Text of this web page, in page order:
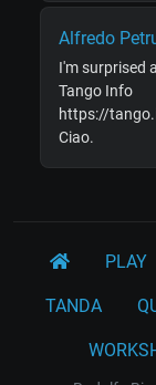
Alfredo
I'm surprised
Tango Info
https://
Ciao.
PLAY
TANDA